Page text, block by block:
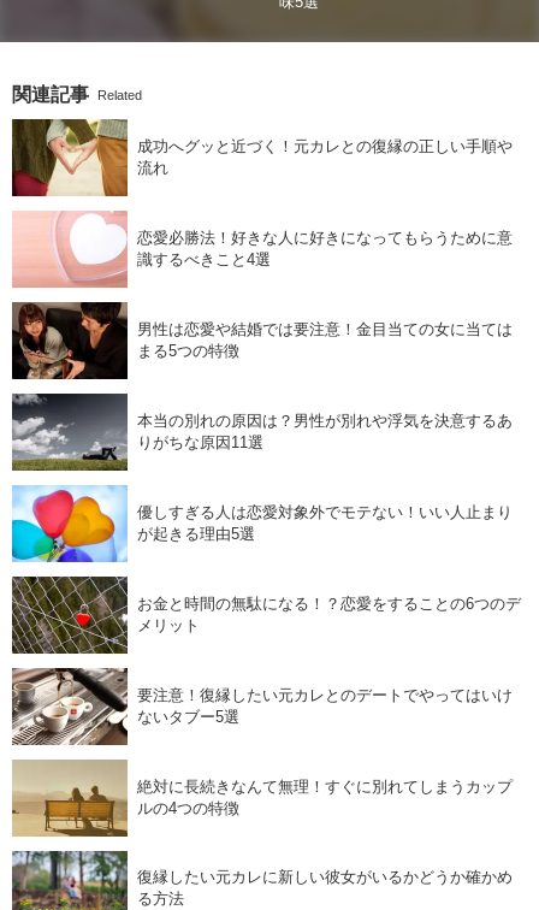
関連記事 Related
成功へグッと近づく！元カレとの復縁の正しい手順や
流れ
恋愛必勝法！好きな人に好きになってもらうために意
識するべきこと4選
男性は恋愛や結婚では要注意！金目当ての女に当ては
まる5つの特徴
本当の別れの原因は？男性が別れや浮気を決意するあ
りがちな原因11選
優しすぎる人は恋愛対象外でモテない！いい人止まり
が起きる理由5選
お金と時間の無駄になる！？恋愛をすることの6つのデ
メリット
要注意！復縁したい元カレとのデートでやってはいけ
ないタブー5選
絶対に長続きなんて無理！すぐに別れてしまうカップ
ルの4つの特徴
復縁したい元カレに新しい彼女がいるかどうか確かめ
る方法